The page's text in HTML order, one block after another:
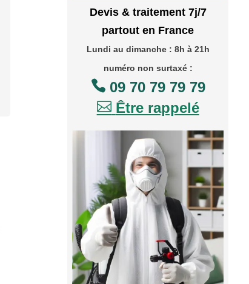
Devis & traitement 7j/7
partout en France
Lundi au dimanche : 8h à 21h
numéro non surtaxé :
09 70 79 79 79
 Être rappelé